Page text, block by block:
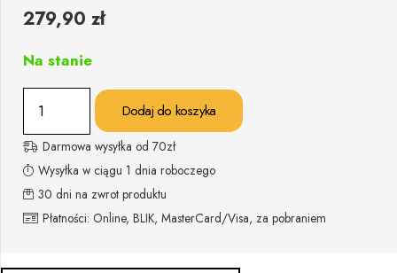
279,90 zł
Na stanie
Mikser
ręczny
451.5
blender
SMAPP
Dodaj do koszyka
Darmowa wysyłka od 70zł
Wysyłka w ciągu 1 dnia roboczego
30 dni na zwrot produktu
Płatności: Online, BLIK, MasterCard/Visa, za pobraniem